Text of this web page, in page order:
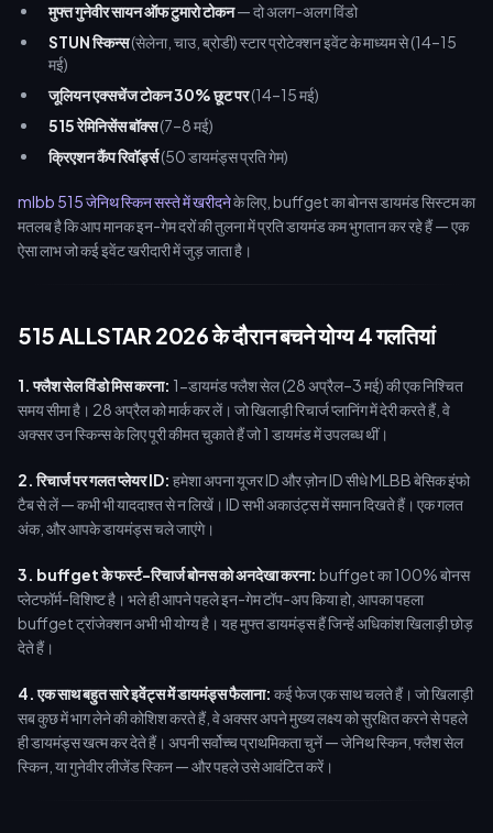
मुफ्त गुनेवीर सायन ऑफ टुमारो टोकन— दो अलग-अलग विंडो
STUN स्किन्स(सेलेना, चाउ, ब्रोडी) स्टार प्रोटेक्शन इवेंट के माध्यम से (14–15
मई)
जूलियन एक्सचेंज टोकन 30% छूट पर(14–15 मई)
515 रेमिनिसेंस बॉक्स(7–8 मई)
क्रिएशन कैंप रिवॉर्ड्स(50 डायमंड्स प्रति गेम)
mlbb 515 जेनिथ स्किन सस्ते में खरीदनेके लिए, buffget का बोनस डायमंड सिस्टम का
मतलब है कि आप मानक इन-गेम दरों की तुलना में प्रति डायमंड कम भुगतान कर रहे हैं — एक
ऐसा लाभ जो कई इवेंट खरीदारी में जुड़ जाता है।
515 ALLSTAR 2026 के दौरान बचने योग्य 4 गलतियां
1. फ्लैश सेल विंडो मिस करना: 1-डायमंड फ्लैश सेल (28 अप्रैल–3 मई) की एक निश्चित
समय सीमा है। 28 अप्रैल को मार्क कर लें। जो खिलाड़ी रिचार्ज प्लानिंग में देरी करते हैं, वे
अक्सर उन स्किन्स के लिए पूरी कीमत चुकाते हैं जो 1 डायमंड में उपलब्ध थीं।
2. रिचार्ज पर गलत प्लेयर ID: हमेशा अपना यूजर ID और ज़ोन ID सीधे MLBB बेसिक इंफो
टैब से लें — कभी भी याददाश्त से न लिखें। ID सभी अकाउंट्स में समान दिखते हैं। एक गलत
अंक, और आपके डायमंड्स चले जाएंगे।
3. buffget के फर्स्ट-रिचार्ज बोनस को अनदेखा करना: buffget का 100% बोनस
प्लेटफॉर्म-विशिष्ट है। भले ही आपने पहले इन-गेम टॉप-अप किया हो, आपका पहला
buffget ट्रांजेक्शन अभी भी योग्य है। यह मुफ्त डायमंड्स हैं जिन्हें अधिकांश खिलाड़ी छोड़
देते हैं।
4. एक साथ बहुत सारे इवेंट्स में डायमंड्स फैलाना: कई फेज एक साथ चलते हैं। जो खिलाड़ी
सब कुछ में भाग लेने की कोशिश करते हैं, वे अक्सर अपने मुख्य लक्ष्य को सुरक्षित करने से पहले
ही डायमंड्स खत्म कर देते हैं। अपनी सर्वोच्च प्राथमिकता चुनें — जेनिथ स्किन, फ्लैश सेल
स्किन, या गुनेवीर लीजेंड स्किन — और पहले उसे आवंटित करें।